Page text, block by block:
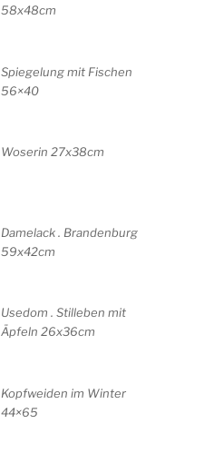
58x48cm
Spiegelung mit Fischen
56×40
Woserin 27x38cm
Damelack . Brandenburg
59x42cm
Usedom . Stilleben mit
Äpfeln 26x36cm
Kopfweiden im Winter
44×65